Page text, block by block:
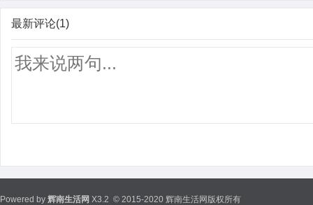
最新评论(1)
Powered by 辉南生活网 X3.2 © 2015-2020 辉南生活网版权所有